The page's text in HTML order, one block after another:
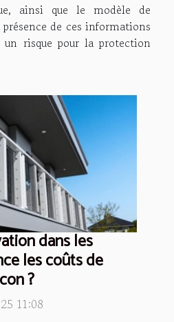
ainsi que le modèle de
de ces informations
un risque pour la protection
dans les
les coûts de
?
11:08